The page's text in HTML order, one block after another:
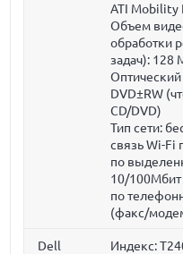
ATI Mobility
Объем
обработки
задач): 128
Оптический
DVD±RW
CD/DVD)
Тип сети:
связь Wi-Fi
по
10/
по
(факс/
Dell
Индекс: